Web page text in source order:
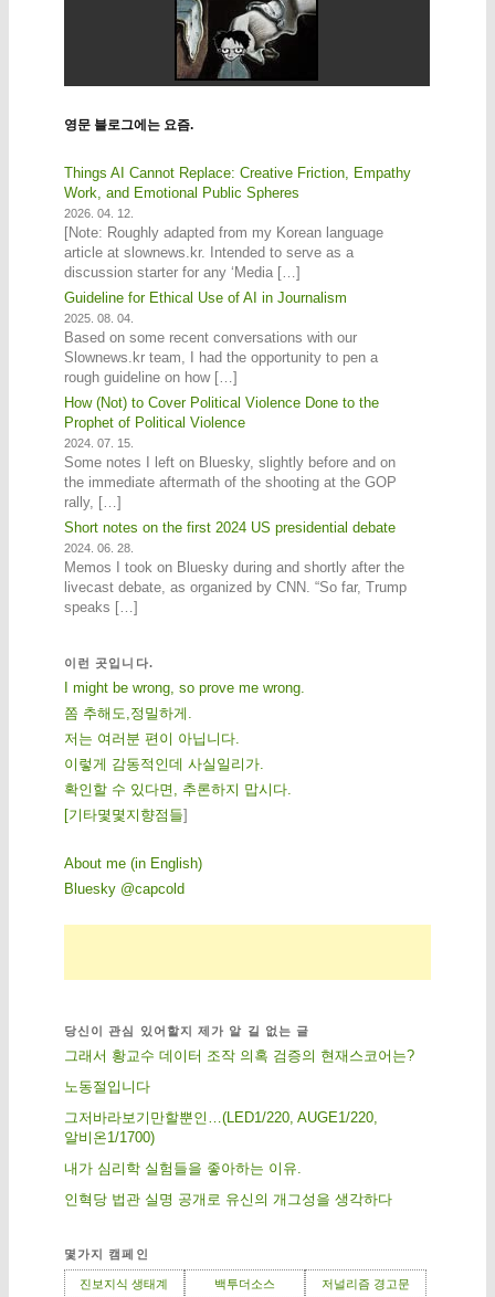
영문 블로그에는 요즘.
Things AI Cannot Replace: Creative Friction, Empathy
Work, and Emotional Public Spheres
2026. 04. 12.
[Note: Roughly adapted from my Korean language
article at slownews.kr. Intended to serve as a
discussion starter for any ‘Media […]
Guideline for Ethical Use of AI in Journalism
2025. 08. 04.
Based on some recent conversations with our
Slownews.kr team, I had the opportunity to pen a
rough guideline on how […]
How (Not) to Cover Political Violence Done to the
Prophet of Political Violence
2024. 07. 15.
Some notes I left on Bluesky, slightly before and on
the immediate aftermath of the shooting at the GOP
rally, […]
Short notes on the first 2024 US presidential debate
2024. 06. 28.
Memos I took on Bluesky during and shortly after the
livecast debate, as organized by CNN. “So far, Trump
speaks […]
이런 곳입니다.
I might be wrong, so prove me wrong.
쫌 추해도,정밀하게.
저는 여러분 편이 아닙니다.
이렇게 감동적인데 사실일리가.
확인할 수 있다면, 추론하지 맙시다.
[기 타몇 몇 지 향점 들]
About me (in English)
Bluesky @capcold
당신이 관심 있어할지 제가 알 길 없는 글
그래서 황교수 데이터 조작 의혹 검증의 현재스코어는?
노동절입니다
그저바라보기만할뿐인…(LED1/220, AUGE1/220,
알비온1/1700)
내가 심리학 실험들을 좋아하는 이유.
인혁당 법관 실명 공개로 유신의 개그성을 생각하다
몇가지 캠페인
진보지식 생태계 백투더소스 저널리즘 경고문